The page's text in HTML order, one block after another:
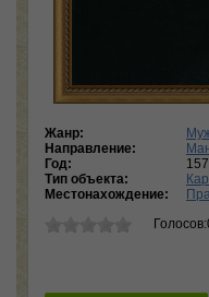
Жанр:
Направление:
Год:
Тип объекта:
Местонахождение: